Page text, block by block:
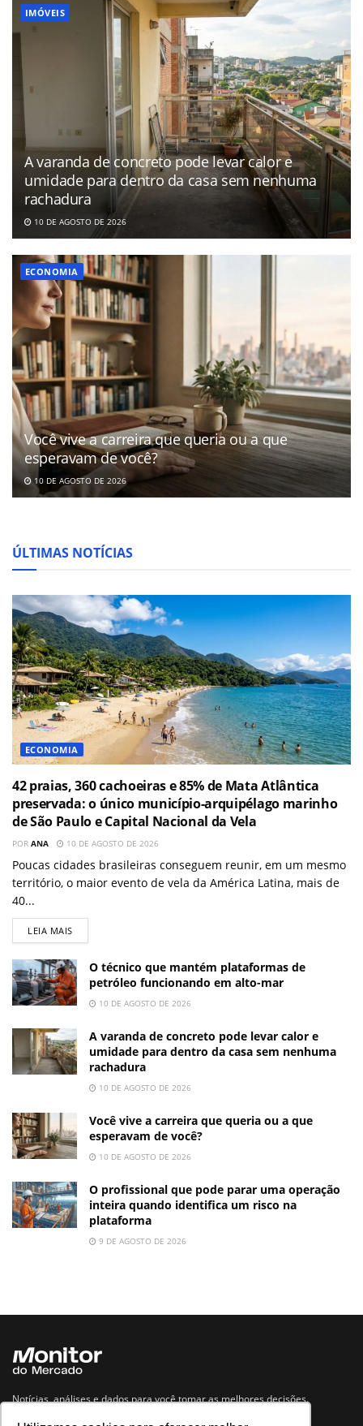
IMÓVEIS
A varanda de concreto pode levar calor e
umidade para dentro da casa sem nenhuma
rachadura
10 DE AGOSTO DE 2026
ECONOMIA
Você vive a carreira que queria ou a que
esperavam de você?
10 DE AGOSTO DE 2026
ÚLTIMAS NOTÍCIAS
ECONOMIA
42 praias, 360 cachoeiras e 85% de Mata Atlântica
preservada: o único município-arquipélago marinho
de São Paulo e Capital Nacional da Vela
POR ANA 10 DE AGOSTO DE 2026
Poucas cidades brasileiras conseguem reunir, em um mesmo
território, o maior evento de vela da América Latina, mais de
40...
LEIA MAIS
O técnico que mantém plataformas de
petróleo funcionando em alto-mar
10 DE AGOSTO DE 2026
A varanda de concreto pode levar calor e
umidade para dentro da casa sem nenhuma
rachadura
10 DE AGOSTO DE 2026
Você vive a carreira que queria ou a que
esperavam de você?
10 DE AGOSTO DE 2026
O profissional que pode parar uma operação
inteira quando identifica um risco na
plataforma
9 DE AGOSTO DE 2026
Notícias, análises e dados para você tomar as melhores decisões.